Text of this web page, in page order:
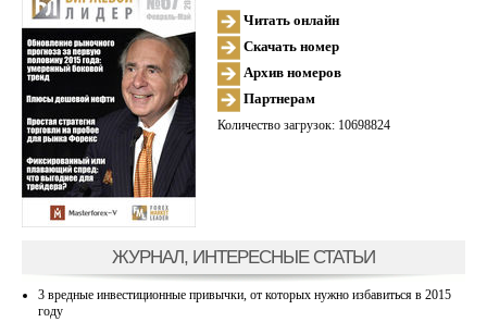
Читать онлайн
Скачать номер
Архив номеров
Партнерам
Количество загрузок: 10698824
ЖУРНАЛ, ИНТЕРЕСНЫЕ СТАТЬИ
3 вредные инвестиционные привычки, от которых нужно избавиться в 2015
году